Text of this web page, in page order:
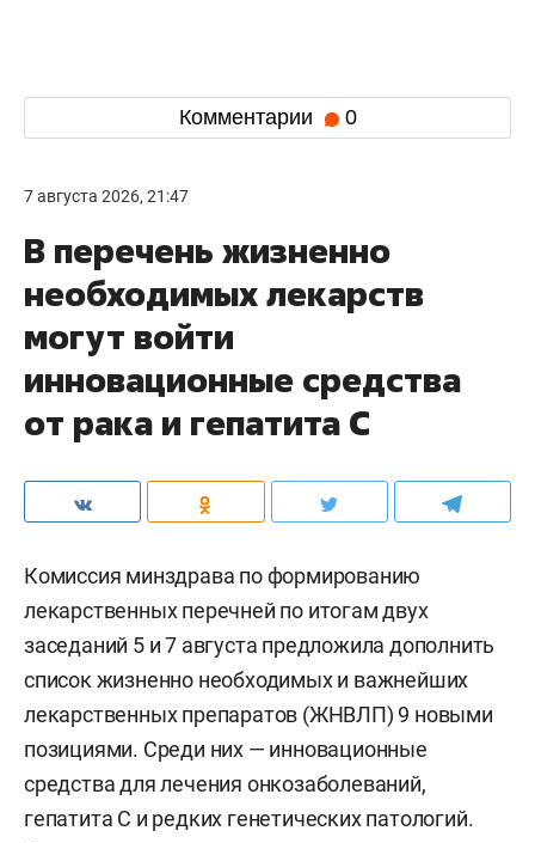
Комментарии 0
7 августа 2026, 21:47
В перечень жизненно
необходимых лекарств
могут войти
инновационные средства
от рака и гепатита С
Комиссия минздрава по формированию
лекарственных перечней по итогам двух
заседаний 5 и 7 августа предложила дополнить
список жизненно необходимых и важнейших
лекарственных препаратов (ЖНВЛП) 9 новыми
позициями. Среди них — инновационные
средства для лечения онкозаболеваний,
гепатита С и редких генетических патологий.